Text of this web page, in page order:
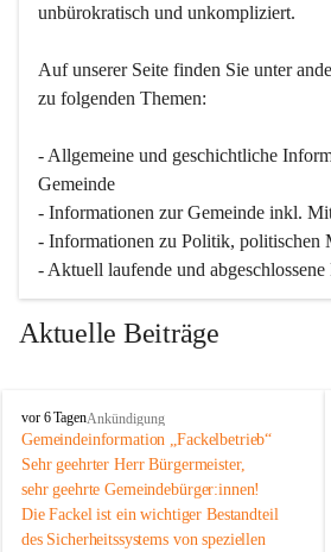
unbürokratisch und unkompliziert.
Auf unserer Seite finden Sie un­ter
zu folgenden Themen:
- Allgemeine und geschichtliche
Gemeinde
- Informationen zur Gemeinde inkl.
- Informationen zu Politik, politischen
- Aktuell laufende und abgeschlossene
Aktuelle Beiträge
A
d
e
r
k
l
a
vor 6 TagenAnkündigung
Gemeindeinformation „Fackelbetrieb“
Sehr geehrter Herr Bürgermeister,
sehr geehrte Gemeindebürger:innen!
Die Fackel ist ein wichtiger Bestandteil
des Sicherheitssystems von speziellen